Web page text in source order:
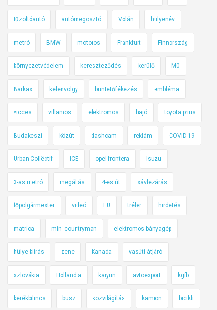
k
,
m
a
m
g
a
r
tűzoltóautó autómegosztó Volán hülyenév
metró BMW motoros Frankfurt Finnország
környezetvédelem kereszteződés kerülő M0
Barkas kelenvölgy büntetőfékezés embléma
vicces villamos elektromos hajó toyota prius
Budakeszi közút dashcam reklám COVID-19
Urban Collëctif ICE opel frontera Isuzu
3-as metró megállás 4-es út sávlezárás
főpolgármester videó EU tréler hirdetés
matrica mini countryman elektromos bányagép
hülye kiírás zene Kanada vasúti átjáró
szlovákia Hollandia kaiyun avtoexport kgfb
kerékbilincs busz közvilágítás kamion bicikli